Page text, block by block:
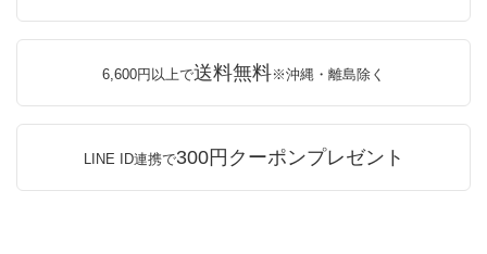
6,600円以上で送料無料※沖縄・離島除く
LINE ID連携で300円クーポンプレゼント